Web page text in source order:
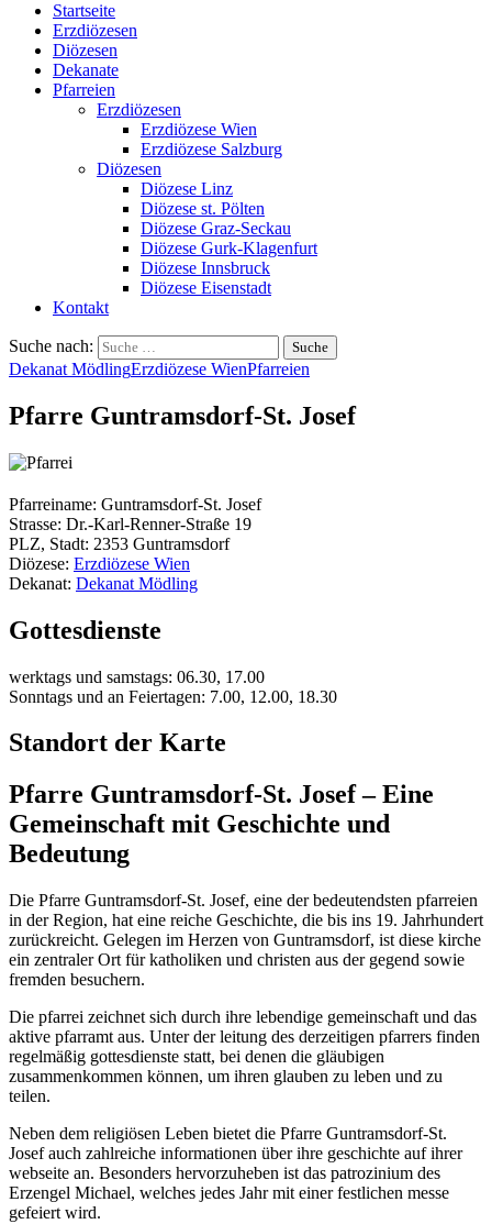
Startseite
Erzdiözesen
Diözesen
Dekanate
Pfarreien
Erzdiözesen
Erzdiözese Wien
Erzdiözese Salzburg
Diözesen
Diözese Linz
Diözese st. Pölten
Diözese Graz-Seckau
Diözese Gurk-Klagenfurt
Diözese Innsbruck
Diözese Eisenstadt
Kontakt
Suche nach:
Dekanat MödlingErzdiözese WienPfarreien
Pfarre Guntramsdorf-St. Josef
Pfarreiname: Guntramsdorf-St. Josef
Strasse: Dr.-Karl-Renner-Straße 19
PLZ, Stadt: 2353 Guntramsdorf
Diözese: Erzdiözese Wien
Dekanat: Dekanat Mödling
Gottesdienste
werktags und samstags: 06.30, 17.00
Sonntags und an Feiertagen: 7.00, 12.00, 18.30
Standort der Karte
Pfarre Guntramsdorf-St. Josef – Eine
Gemeinschaft mit Geschichte und
Bedeutung
Die Pfarre Guntramsdorf-St. Josef, eine der bedeutendsten pfarreien
in der Region, hat eine reiche Geschichte, die bis ins 19. Jahrhundert
zurückreicht. Gelegen im Herzen von Guntramsdorf, ist diese kirche
ein zentraler Ort für katholiken und christen aus der gegend sowie
fremden besuchern.
Die pfarrei zeichnet sich durch ihre lebendige gemeinschaft und das
aktive pfarramt aus. Unter der leitung des derzeitigen pfarrers finden
regelmäßig gottesdienste statt, bei denen die gläubigen
zusammenkommen können, um ihren glauben zu leben und zu
teilen.
Neben dem religiösen Leben bietet die Pfarre Guntramsdorf-St.
Josef auch zahlreiche informationen über ihre geschichte auf ihrer
webseite an. Besonders hervorzuheben ist das patrozinium des
Erzengel Michael, welches jedes Jahr mit einer festlichen messe
gefeiert wird.